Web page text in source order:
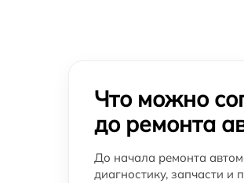
Что можно
до ремонта
До начала ремонта
диагностику, запчасти и